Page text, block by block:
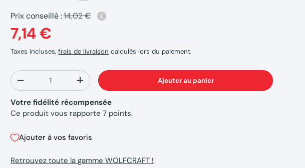
Prix conseillé :14,02 €
7,14 €
Taxes incluses,frais de livraison calculés lors du paiement.
Qté
-
+ Ajouter au panier
Votre fidélité récompensée
Ce produit vous rapporte7 points.
Ajouter à vos favoris
Retrouvez toute la gamme WOLFCRAFT !